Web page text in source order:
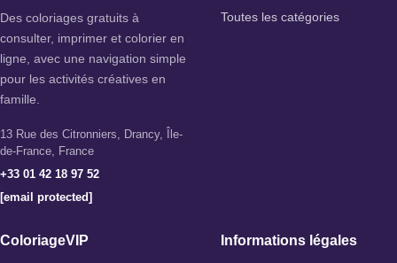
Des coloriages gratuits à
consulter, imprimer et colorier en
ligne, avec une navigation simple
pour les activités créatives en
famille.
13 Rue des Citronniers, Drancy, Île-
de-France, France
+33 01 42 18 97 52
[email protected]
Toutes les catégories
ColoriageVIP Informations légales